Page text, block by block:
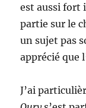
est aussi fort
partie sur le
un sujet pas
apprécié que
J’ai